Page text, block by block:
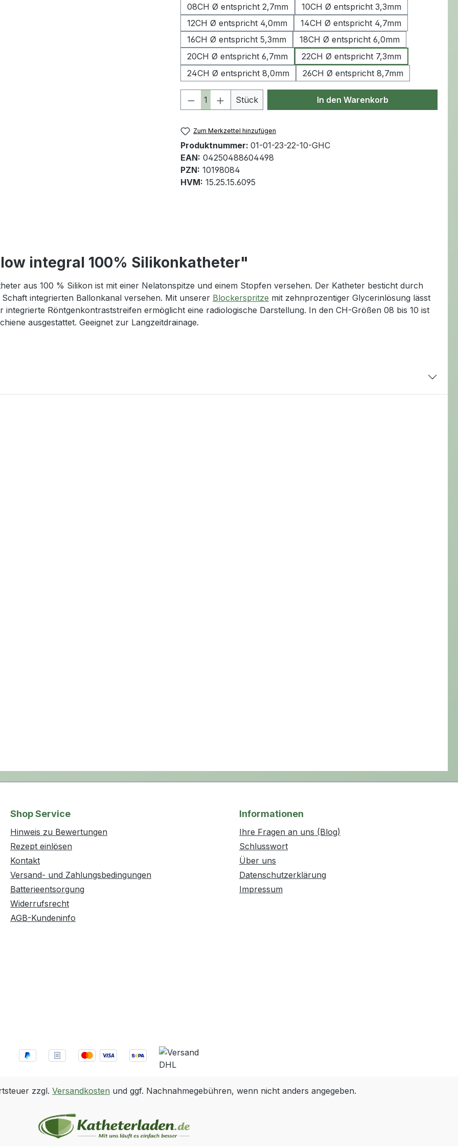
08CH Ø entspricht 2,7mm
10CH Ø entspricht 3,3mm
12CH Ø entspricht 4,0mm
14CH Ø entspricht 4,7mm
16CH Ø entspricht 5,3mm
18CH Ø entspricht 6,0mm
20CH Ø entspricht 6,7mm
22CH Ø entspricht 7,3mm
24CH Ø entspricht 8,0mm
26CH Ø entspricht 8,7mm
Produkt Anzahl: Gib den gewünschten Wert
Stück In den Warenkorb
Zum Merkzettel hinzufügen
Produktnummer: 01-01-23-22-10-GHC
EAN: 04250488604498
PZN: 10198084
HVM: 15.25.15.6095
integral 100% Silikonkatheter"
aus 100 % Silikon ist mit einer Nelatonspitze und einem Stopfen versehen. Der Katheter besticht durch
integrierten Ballonkanal versehen. Mit unserer Blockerspritze mit zehnprozentiger Glycerinlösung lässt
Röntgenkontraststreifen ermöglicht eine radiologische Darstellung. In den CH-Größen 08 bis 10 ist
ausgestattet. Geeignet zur Langzeitdrainage.
Shop Service
Hinweis zu Bewertungen
Rezept einlösen
Kontakt
Versand- und Zahlungsbedingungen
Batterieentsorgung
Widerrufsrecht
AGB-Kundeninfo
Informationen
Ihre Fragen an uns (Blog)
Schlusswort
Über uns
Datenschutzerklärung
Impressum
zzgl. Versandkosten und ggf. Nachnahmegebühren, wenn nicht anders angegeben.